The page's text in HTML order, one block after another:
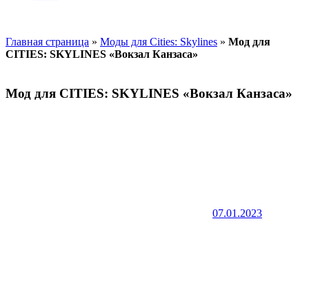
Главная страница » Моды для Cities: Skylines » Мод для
CITIES: SKYLINES «Вокзал Канзаса»
Мод для CITIES: SKYLINES «Вокзал Канзаса»
07.01.2023